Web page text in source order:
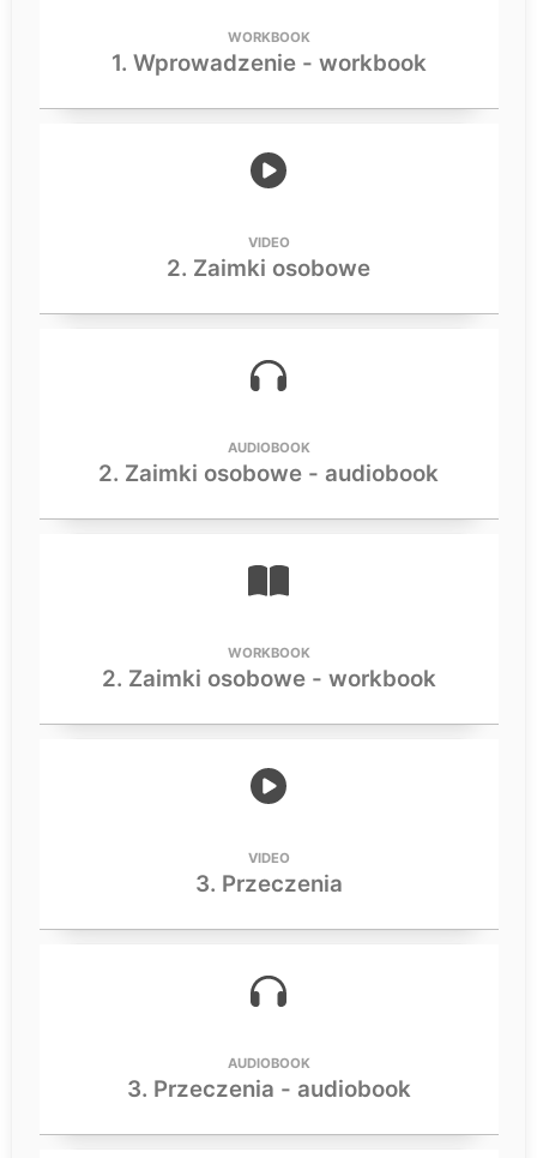
WORKBOOK
1. Wprowadzenie - workbook
VIDEO
2. Zaimki osobowe
AUDIOBOOK
2. Zaimki osobowe - audiobook
WORKBOOK
2. Zaimki osobowe - workbook
VIDEO
3. Przeczenia
AUDIOBOOK
3. Przeczenia - audiobook